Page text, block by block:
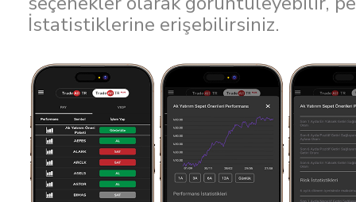
İstatistiklerine erişebilirsiniz.